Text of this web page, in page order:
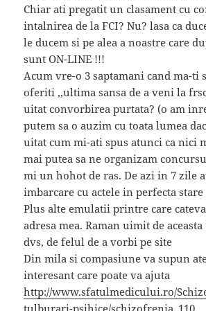
Chiar ati pregatit un clasament cu
intalnirea de la FCI? Nu? lasa ca
le ducem si pe alea a noastre care
sunt ON-LINE !!!
Acum vre-o 3 saptamani cand ma-ti
oferiti ,,ultima sansa de a veni la
uitat convorbirea purtata? (o am
putem sa o auzim cu toata lumea
uitat cum mi-ati spus atunci ca nici
mai putea sa ne organizam
mi un hohot de ras. De azi in 7 zile
imbarcare cu actele in perfecta
Plus alte emulatii printre care
adresa mea. Raman uimit de
dvs, de felul de a vorbi pe site
Din mila si compasiune va supun
interesant care poate va ajuta
http://www.sfatulmedicului.ro/
tulburari-psihice/schizofrenia_110